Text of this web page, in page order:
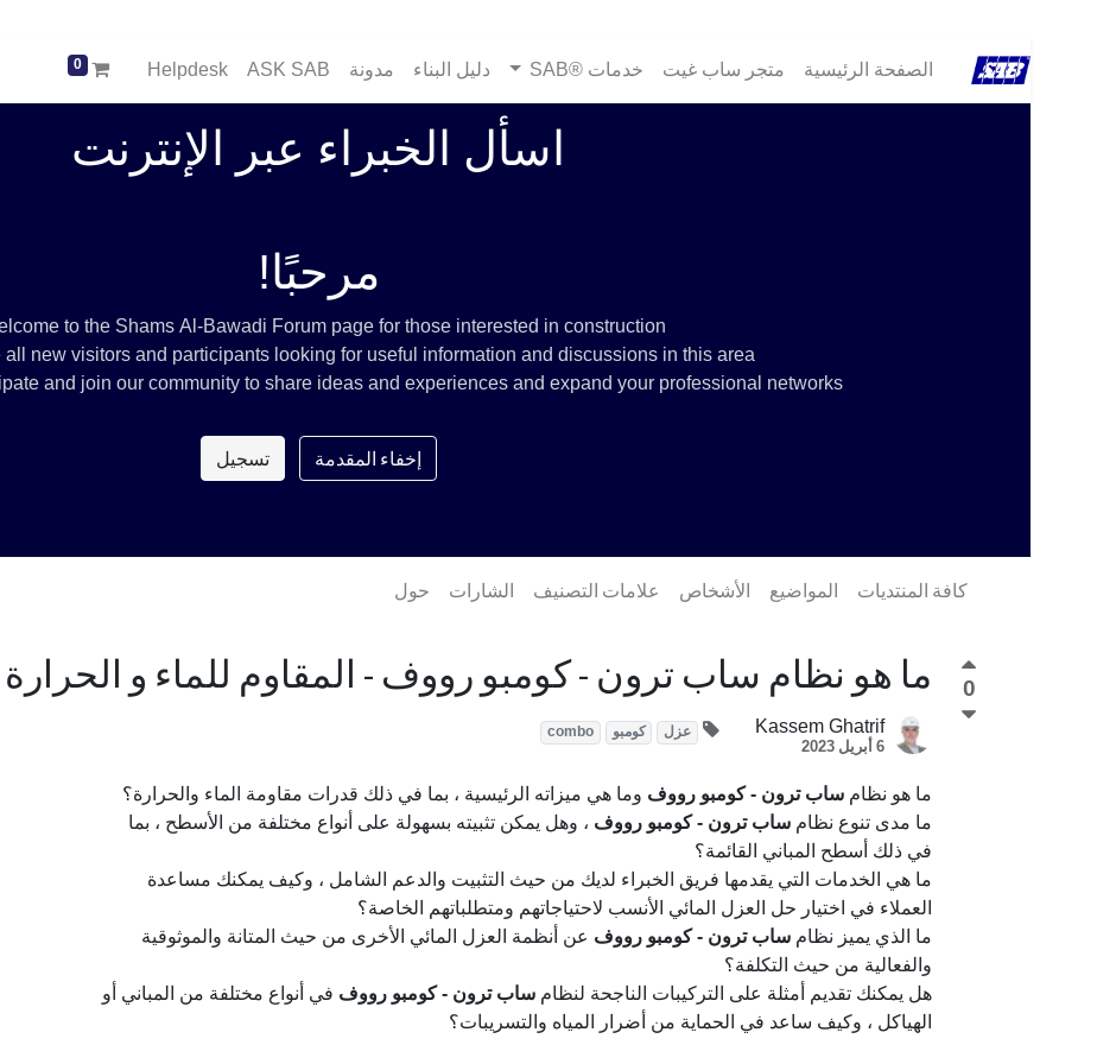
الصفحة الرئيسية متجر ساب غيت خدمات ®SAB دليل البناء مدونة ASK SAB
Helpdesk
0
اسأل الخبراء عبر الإنترنت
مرحبًا!
to the Shams Al-Bawadi Forum page for those interested in construction!
all new visitors and participants looking for useful information and discussions in this area.
and join our community to share ideas and experiences and expand your professional networks.
إخفاء المقدمة تسجيل
كافة المنتديات المواضيع الأشخاص علامات التصنيف الشارات حول
0 ما هو نظام ساب ترون - كومبو رووف - المقاوم للماء و الحرارة
Kassem Ghatrif
6 أبريل 2023
عزل كومبو combo
ما هو نظام ساب ترون - كومبو رووف وما هي ميزاته الرئيسية ، بما في ذلك قدرات مقاومة الماء والحرارة؟
ما مدى تنوع نظام ساب ترون - كومبو رووف ، وهل يمكن تثبيته بسهولة على أنواع مختلفة من الأسطح ، بما
في ذلك أسطح المباني القائمة؟
ما هي الخدمات التي يقدمها فريق الخبراء لديك من حيث التثبيت والدعم الشامل ، وكيف يمكنك مساعدة
العملاء في اختيار حل العزل المائي الأنسب لاحتياجاتهم ومتطلباتهم الخاصة؟
ما الذي يميز نظام ساب ترون - كومبو رووف عن أنظمة العزل المائي الأخرى من حيث المتانة والموثوقية
والفعالية من حيث التكلفة؟
هل يمكنك تقديم أمثلة على التركيبات الناجحة لنظام ساب ترون - كومبو رووف في أنواع مختلفة من المباني أو
الهياكل ، وكيف ساعد في الحماية من أضرار المياه والتسريبات؟